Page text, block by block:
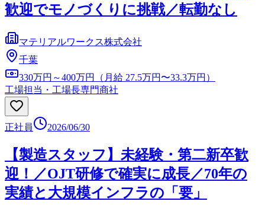
歓迎でモノづくりに挑戦／転勤なし
マテリアルワークス株式会社
千葉
330万円～400万円（月給 27.5万円〜33.3万円）
工場担当・工場長専門商社
正社員 2026/06/30
【製造スタッフ】未経験・第二新卒歓
迎！／OJT研修で確実に成長／70年の
実績と大規模インフラの「要」